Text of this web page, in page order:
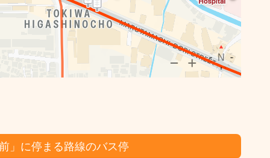
」に停まる路線のバス停